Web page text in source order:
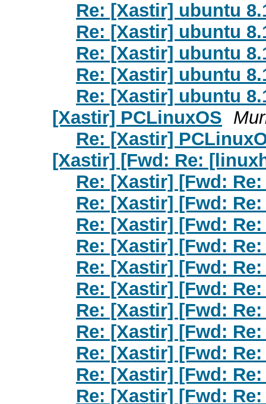
Re: [Xastir] ubuntu
Re: [Xastir] ubuntu
Re: [Xastir] ubuntu
Re: [Xastir] ubuntu
Re: [Xastir] ubuntu
[Xastir] PCLinuxOS
Re: [Xastir]
[Xastir] [Fwd: Re:
Re: [Xastir] [Fwd:
Re: [Xastir] [Fwd:
Re: [Xastir] [Fwd:
Re: [Xastir] [Fwd:
Re: [Xastir] [Fwd:
Re: [Xastir] [Fwd:
Re: [Xastir] [Fwd:
Re: [Xastir] [Fwd:
Re: [Xastir] [Fwd:
Re: [Xastir] [Fwd:
Re: [Xastir] [Fwd: